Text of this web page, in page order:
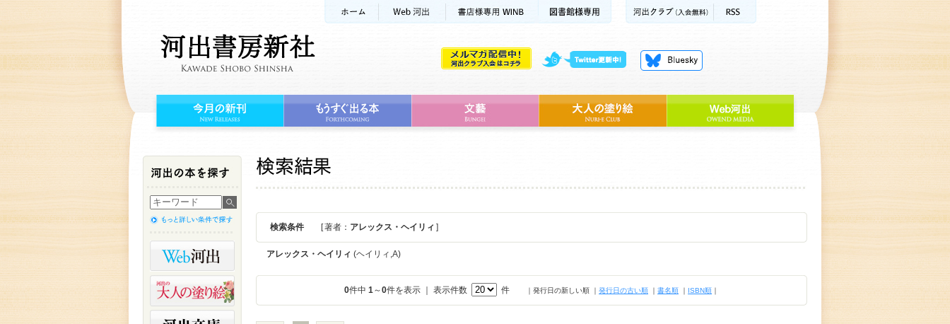
検索条件 [ 著者： アレックス・ヘイリィ ]
アレックス・ヘイリィ (ヘイリィ,A)
0件中 1～0件を表示 ｜ 表示件数 件 ｜発行日の新しい順 ｜ 発行日の古い順 ｜ 書名順 ｜ ISBN順 ｜